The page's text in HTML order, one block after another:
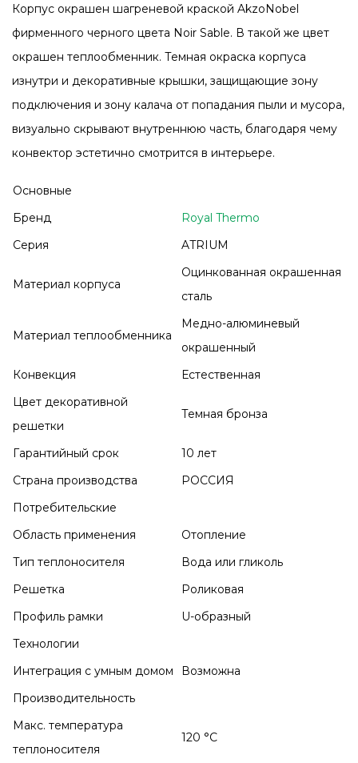
Корпус окрашен шагреневой краской AkzoNobel
фирменного черного цвета Noir Sable. В такой же цвет
окрашен теплообменник. Темная окраска корпуса
изнутри и декоративные крышки, защищающие зону
подключения и зону калача от попадания пыли и мусора,
визуально скрывают внутреннюю часть, благодаря чему
конвектор эстетично смотрится в интерьере.
Основные
Бренд
Royal Thermo
Серия
ATRIUM
Материал корпуса
Оцинкованная окрашенная
сталь
Материал теплообменника
Медно-алюминевый
окрашенный
Конвекция
Естественная
Цвет декоративной
решетки
Темная бронза
Гарантийный срок
10 лет
Страна производства
РОССИЯ
Потребительские
Область применения
Отопление
Тип теплоносителя
Вода или гликоль
Решетка
Роликовая
Профиль рамки
U-образный
Технологии
Интеграция с умным домом
Возможна
Производительность
Макс. температура
теплоносителя
120 °С